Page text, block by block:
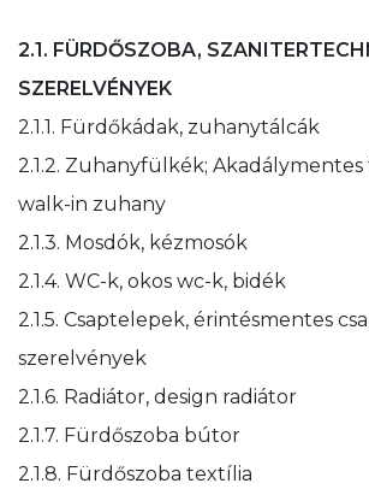
2.1. FÜRDŐSZOBA,
SZERELVÉNYEK
2.1.1. Fürdőkádak, zuhanytálcák
2.1.2. Zuhanyfülkék;
walk-in zuhany
2.1.3. Mosdók, kézmosók
2.1.4. WC-k, okos wc-k, bidék
2.1.5. Csaptelepek, érintésmentes
szerelvények
2.1.6. Radiátor, design radiátor
2.1.7. Fürdőszoba bútor
2.1.8. Fürdőszoba textília